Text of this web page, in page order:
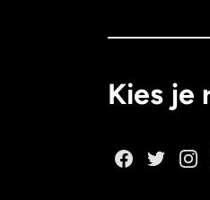
Kies je